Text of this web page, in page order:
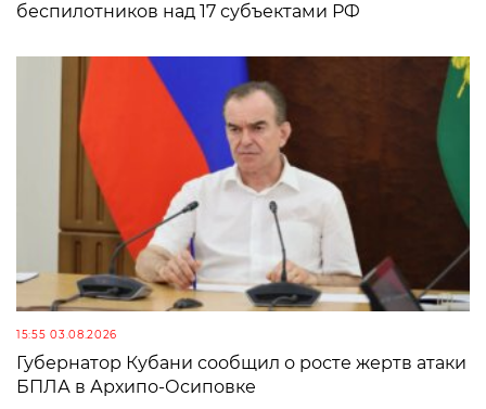
беспилотников над 17 субъектами РФ
15:55 03.08.2026
Губернатор Кубани сообщил о росте жертв атаки
БПЛА в Архипо-Осиповке